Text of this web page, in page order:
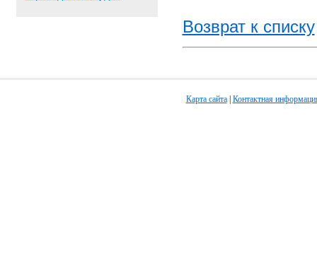
Возврат к списку
Карта сайта| Контактная